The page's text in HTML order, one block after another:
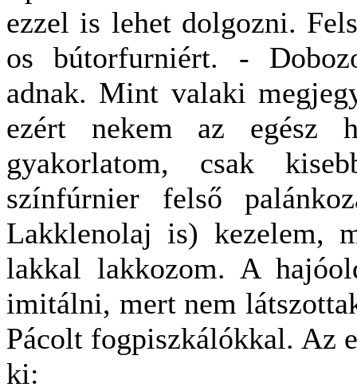
ezzel is lehet dolgozni.
os bútorfurniért. -
adnak. Mint valaki
ezért nekem az egész
gyakorlatom, csak
színfúrnier felső
Lakklenolaj is) kezelem,
lakkal lakkozom. A
imitálni, mert nem
Pácolt fogpiszkálókkal. Az
ki: